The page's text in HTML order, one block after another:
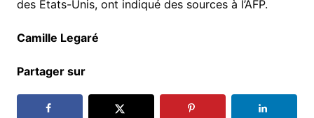
des États-Unis, ont indiqué des sources à l’AFP.
Camille Legaré
Partager sur